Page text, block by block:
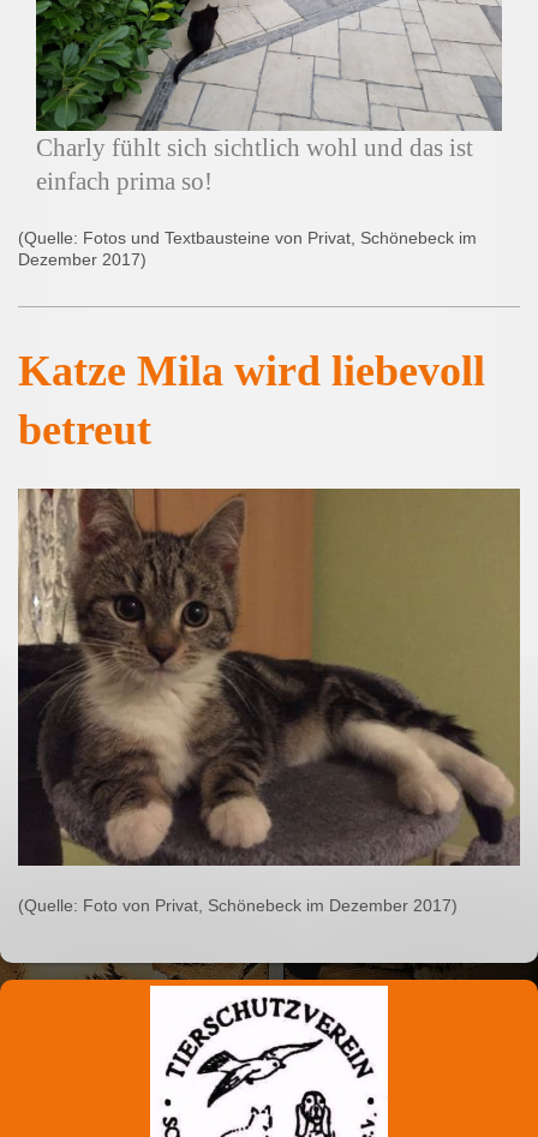
Charly fühlt sich sichtlich wohl und das ist
einfach prima so!
(Quelle: Fotos und Textbausteine von Privat, Schönebeck im
Dezember 2017)
Katze Mila wird liebevoll
betreut
(Quelle: Foto von Privat, Schönebeck im Dezember 2017)